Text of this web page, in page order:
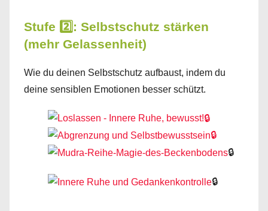
Stufe 2️⃣: Selbstschutz stärken
(mehr Gelassenheit)
Wie du deinen Selbstschutz aufbaust, indem du
deine sensiblen Emotionen besser schützt.
🔒
🔒
🔒
🔒